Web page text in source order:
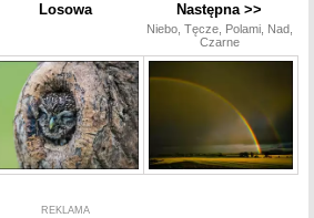
Losowa Następna >>
Niebo, Tęcze, Polami, Nad,
Czarne
REKLAMA